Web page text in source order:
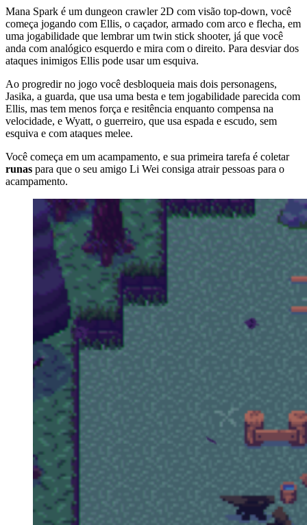
Mana Spark é um dungeon crawler 2D com visão top-down, você
começa jogando com Ellis, o caçador, armado com arco e flecha, em
uma jogabilidade que lembrar um twin stick shooter, já que você
anda com analógico esquerdo e mira com o direito. Para desviar dos
ataques inimigos Ellis pode usar um esquiva.
Ao progredir no jogo você desbloqueia mais dois personagens,
Jasika, a guarda, que usa uma besta e tem jogabilidade parecida com
Ellis, mas tem menos força e resitência enquanto compensa na
velocidade, e Wyatt, o guerreiro, que usa espada e escudo, sem
esquiva e com ataques melee.
Você começa em um acampamento, e sua primeira tarefa é coletar
runas para que o seu amigo Li Wei consiga atrair pessoas para o
acampamento.